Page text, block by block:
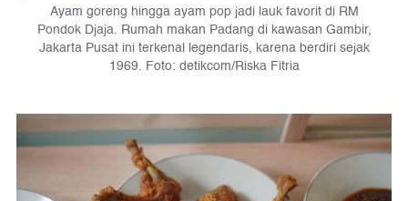
Ayam goreng hingga ayam pop jadi lauk favorit di RM
Pondok Djaja. Rumah makan Padang di kawasan Gambir,
Jakarta Pusat ini terkenal legendaris, karena berdiri sejak
1969. Foto: detikcom/Riska Fitria